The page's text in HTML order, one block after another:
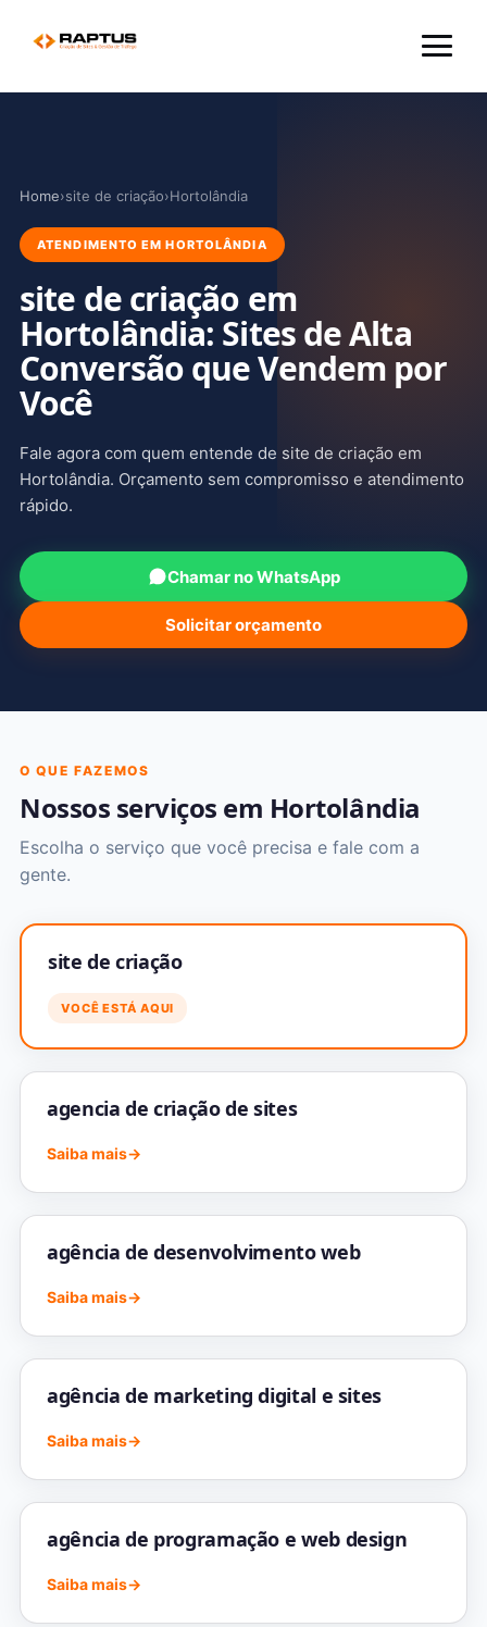
Menu
Home›site de criação›Hortolândia
ATENDIMENTO EM HORTOLÂNDIA
site de criação em
Hortolândia: Sites de Alta
Conversão que Vendem por
Você
Fale agora com quem entende de site de criação em
Hortolândia. Orçamento sem compromisso e atendimento
rápido.
Chamar no WhatsApp
Solicitar orçamento
O QUE FAZEMOS
Nossos serviços em Hortolândia
Escolha o serviço que você precisa e fale com a
gente.
site de criação
VOCÊ ESTÁ AQUI
agencia de criação de sites
Saiba mais→
agência de desenvolvimento web
Saiba mais→
agência de marketing digital e sites
Saiba mais→
agência de programação e web design
Saiba mais→